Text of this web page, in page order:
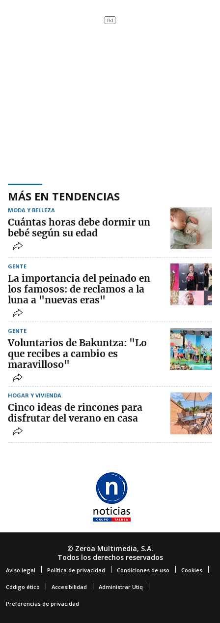
MÁS EN TENDENCIAS
MODA Y BELLEZA
Cuántas horas debe dormir un
bebé según su edad
GENTE
La importancia del peinado en
los famosos: de reclamos a la
luna a "nuevas eras"
GENTE
Voluntarios de Bakuntza: "Lo
que recibes a cambio es
maravilloso"
HOGAR Y VIVIENDA
Cinco ideas de rincones para
disfrutar del verano en casa
© Zeroa Multimedia, S.A.
Todos los derechos reservados
Aviso legal Política de privacidad Condiciones de uso Cookies
Código ético Accesibilidad Administrar Utiq
Preferencias de privacidad